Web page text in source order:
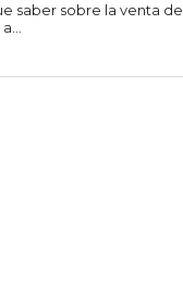
saber sobre la venta de